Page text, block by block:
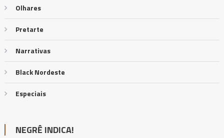
Olhares
Pretarte
Narrativas
Black Nordeste
Especiais
NEGRÊ INDICA!